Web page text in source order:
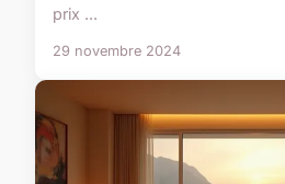
prix ...
29 novembre 2024